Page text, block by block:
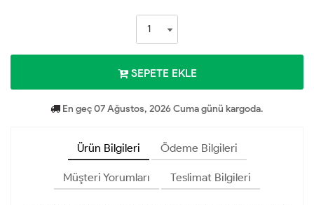
SEPETE EKLE
En geç 07 Ağustos, 2026 Cuma günü kargoda.
Ürün Bilgileri Ödeme Bilgileri
Müşteri Yorumları Teslimat Bilgileri